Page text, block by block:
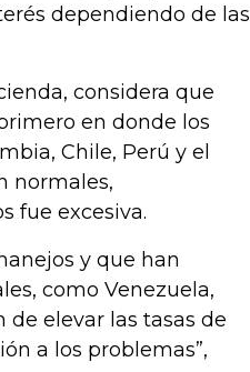
dependiendo de las
considera que
en donde los
Chile, Perú y el
normales,
fue excesiva.
y que han
como Venezuela,
de elevar las tasas de
a los problemas”,